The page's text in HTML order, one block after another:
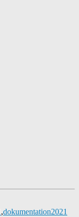
,dokumentation2021